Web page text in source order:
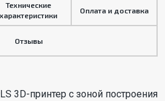
Технические
характеристики
Оплата и доставка
Отзывы
3D-принтер с зоной построения